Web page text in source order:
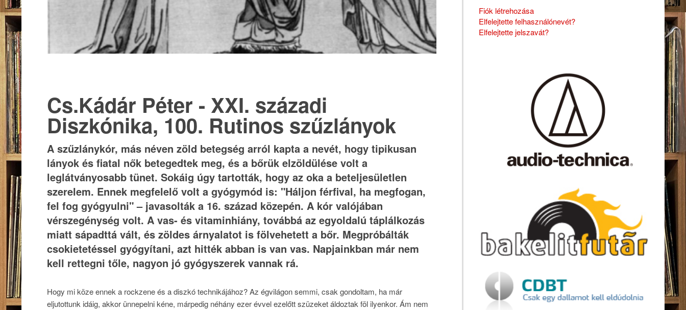
Cs.Kádár Péter - XXI. századi
Diszkónika, 100. Rutinos szűzlányok
A szűzlánykór, más néven zöld betegség arról kapta a nevét, hogy tipikusan
lányok és fiatal nők betegedtek meg, és a bőrük elzöldülése volt a
leglátványosabb tünet. Sokáig úgy tartották, hogy az oka a beteljesületlen
szerelem. Ennek megfelelő volt a gyógymód is: "Háljon férfival, ha megfogan,
fel fog gyógyulni" – javasolták a 16. század közepén. A kór valójában
vérszegénység volt. A vas- és vitaminhiány, továbbá az egyoldalú táplálkozás
miatt sápadttá vált, és zöldes árnyalatot is fölvehetett a bőr. Megpróbálták
csokietetéssel gyógyítani, azt hitték abban is van vas. Napjainkban már nem
kell rettegni tőle, nagyon jó gyógyszerek vannak rá.
Hogy mi köze ennek a rockzene és a diszkó technikájához? Az égvilágon semmi, csak gondoltam, ha már
eljutottunk idáig, akkor ünnepelni kéne, márpedig néhány ezer évvel ezelőtt szüzeket áldoztak föl ilyenkor. Ám nem
Fiók létrehozása
Elfelejtette felhasználónevét?
Elfelejtette jelszavát?